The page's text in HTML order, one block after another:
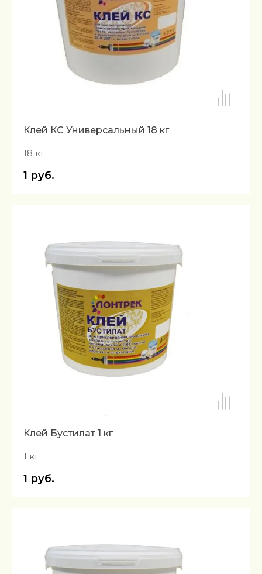
Клей КС Универсальный 18 кг
18 кг
1 руб.
Клей Бустилат 1 кг
1 кг
1 руб.